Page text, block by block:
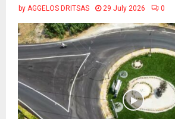
by AGGELOS DRITSAS 29 July 2026 0